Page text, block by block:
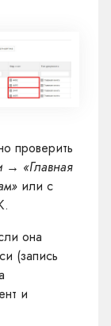
проверить
→ «Главная
или с
она
(запись
и